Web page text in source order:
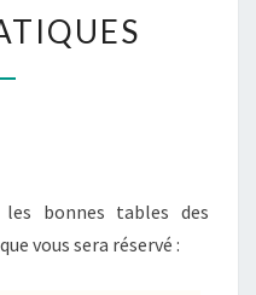
les bonnes tables des
vous sera réservé :